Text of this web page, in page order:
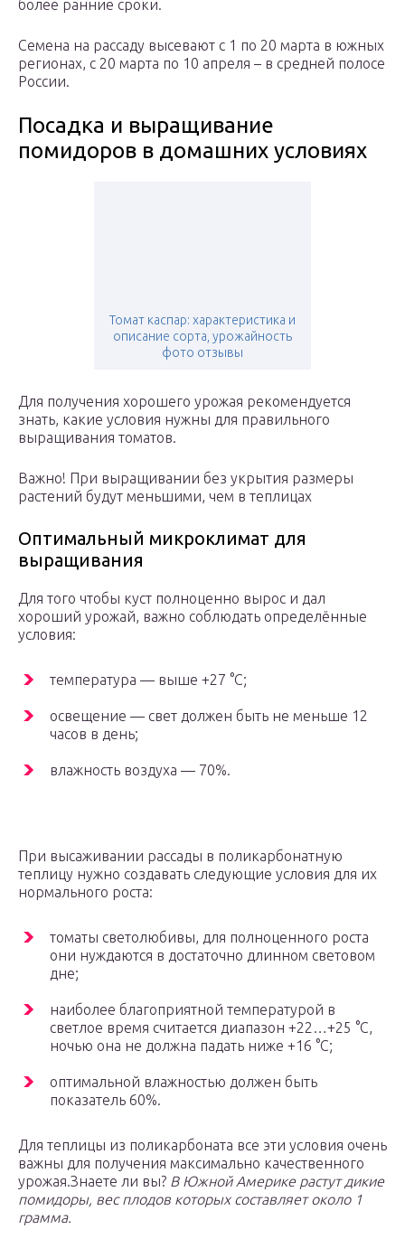
более ранние сроки.
Семена на рассаду высевают с 1 по 20 марта в южных
регионах, с 20 марта по 10 апреля – в средней полосе
России.
Посадка и выращивание
помидоров в домашних условиях
Томат каспар: характеристика и
описание сорта, урожайность
фото отзывы
Для получения хорошего урожая рекомендуется
знать, какие условия нужны для правильного
выращивания томатов.
Важно! При выращивании без укрытия размеры
растений будут меньшими, чем в теплицах
Оптимальный микроклимат для
выращивания
Для того чтобы куст полноценно вырос и дал
хороший урожай, важно соблюдать определённые
условия:
температура — выше +27 °С;
освещение — свет должен быть не меньше 12
часов в день;
влажность воздуха — 70%.
При высаживании рассады в поликарбонатную
теплицу нужно создавать следующие условия для их
нормального роста:
томаты светолюбивы, для полноценного роста
они нуждаются в достаточно длинном световом
дне;
наиболее благоприятной температурой в
светлое время считается диапазон +22…+25 °С,
ночью она не должна падать ниже +16 °С;
оптимальной влажностью должен быть
показатель 60%.
Для теплицы из поликарбоната все эти условия очень
важны для получения максимально качественного
урожая.Знаете ли вы? В Южной Америке растут дикие
помидоры, вес плодов которых составляет около 1
грамма.